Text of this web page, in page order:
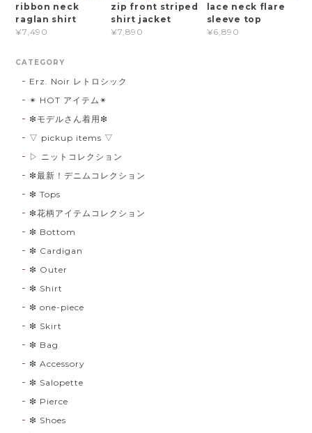
ribbon neck
raglan shirt
¥7,490
zip front striped
shirt jacket
¥7,890
lace neck flare
sleeve top
¥6,890
CATEGORY
Erz. Noir レトロシック
✴︎ HOT アイテム✴︎
❇︎モデルさん着用❇︎
▽ pickup items ▽
▷ ニットコレクション
❇︎最新！デニムコレクション
❇︎ Tops
❇︎花柄アイテムコレクション
❇︎ Bottom
❇︎ Cardigan
❇︎ Outer
❇︎ Shirt
❇︎ one-piece
❇︎ Skirt
❇︎ Bag
❇︎ Accessory
❇︎ Salopette
❇︎ Pierce
❇︎ Shoes